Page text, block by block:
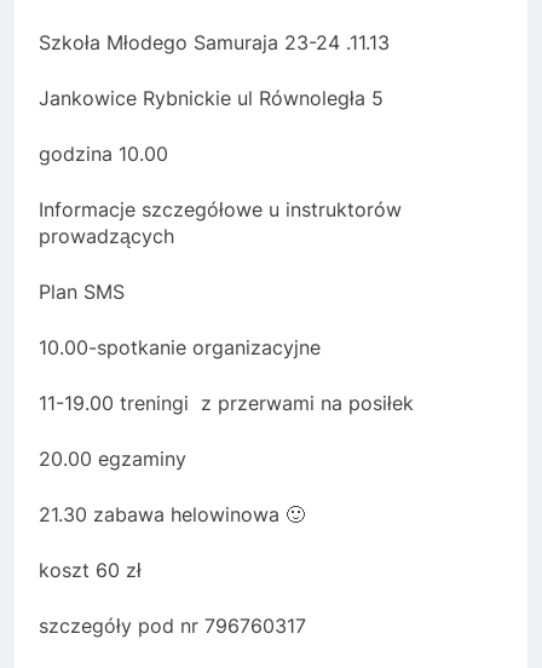
Szkoła Młodego Samuraja 23-24 .11.13
Jankowice Rybnickie ul Równoległa 5
godzina 10.00
Informacje szczegółowe u instruktorów
prowadzących
Plan SMS
10.00-spotkanie organizacyjne
11-19.00 treningi z przerwami na posiłek
20.00 egzaminy
21.30 zabawa helowinowa 🙂
koszt 60 zł
szczegóły pod nr 796760317